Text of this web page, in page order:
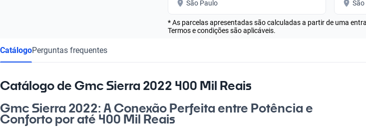
São Paulo
* As parcelas apresentadas são calculadas a partir de uma
Termos e condições são aplicáveis.
CatálogoPerguntas frequentes
Catálogo de Gmc Sierra 2022 400 Mil Reais
Gmc Sierra 2022: A Conexão Perfeita entre Potência e
Conforto por até 400 Mil Reais